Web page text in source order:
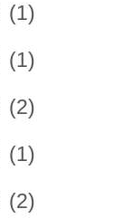
(1)
(1)
(2)
(1)
(2)